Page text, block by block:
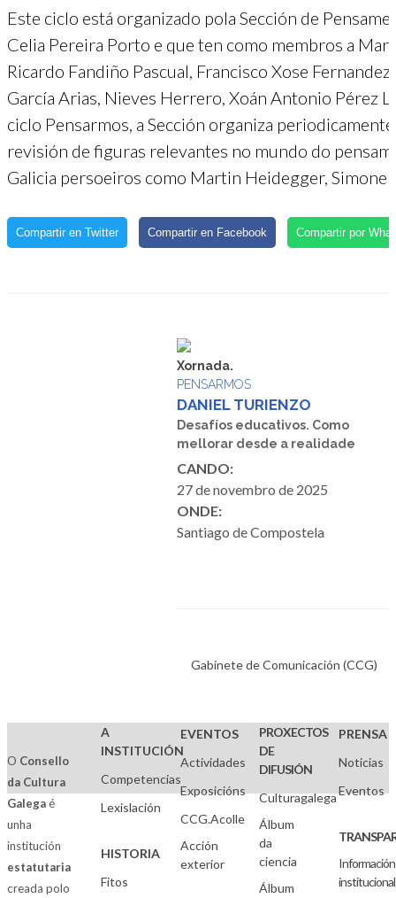
Este ciclo está organizado pola Sección de
Celia Pereira Porto e que ten como membros a
Ricardo Fandiño Pascual, Francisco Xose
García Arias, Nieves Herrero, Xoán Antonio Pérez
ciclo Pensarmos, a Sección organiza
revisión de figuras relevantes no mundo do
Galicia persoeiros como Martin Heidegger,
Compartir en Twitter Compartir en Facebook Compartir por
Xornada.
PENSARMOS
DANIEL TURIENZO
Desafíos educativos. Como
mellorar desde a realidade
CANDO:
27 de novembro de 2025
ONDE:
Santiago de Compostela
Gabinete de Comunicación (CCG)
O Consello
da Cultura
Galegaé
unha
institución
estatutaria
creada polo
A
INSTITUCIÓN
Competencias
Lexislación
HISTORIA
Fitos
EVENTOS
Actividades
Exposicións
CCG.Acolle
Acción
exterior
PROXECTOS
DE
DIFUSIÓN
Culturagalega
Álbum
da
ciencia
Álbum
PRENSA
Noticias
Eventos
Información
institucional